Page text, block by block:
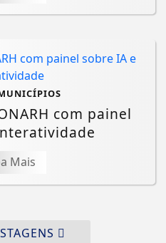
com painel
Mais